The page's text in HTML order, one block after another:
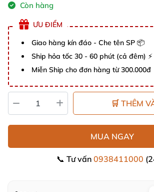
Còn hàng
ƯU ĐIỂM
Giao hàng kín đáo - Che tên SP 📦
Ship hỏa tốc 30 - 60 phút (cả đêm) ⚡
Miễn Ship cho đơn hàng từ 300.000đ
🛒 THÊM
MUA NGAY
📞 Tư vấn 0938411000